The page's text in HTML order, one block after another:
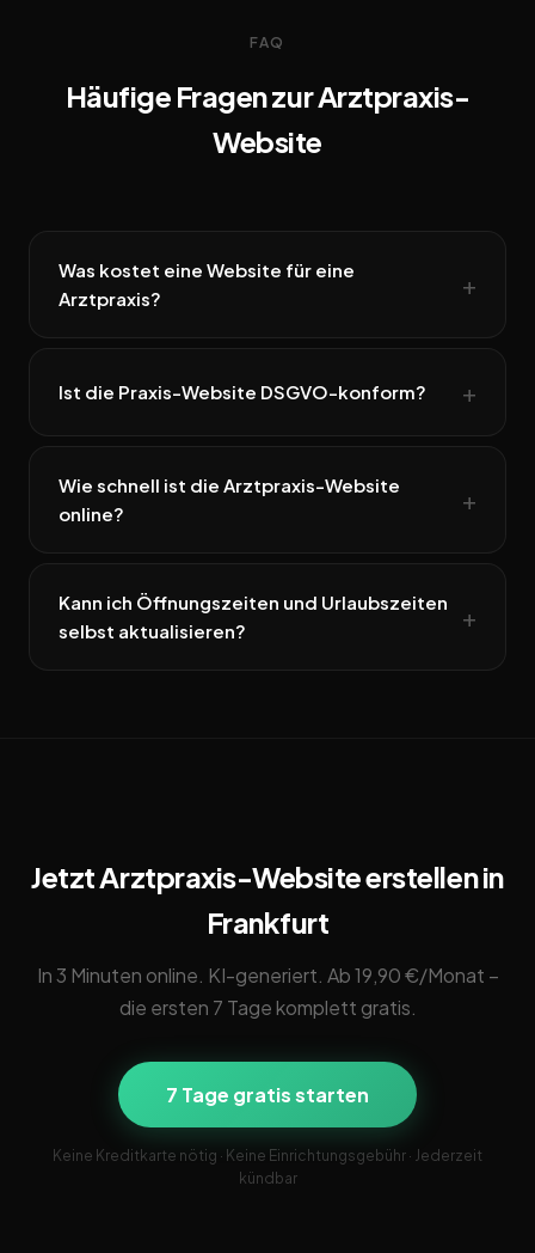
FAQ
Häufige Fragen zur Arztpraxis-
Website
Was kostet eine Website für eine
Arztpraxis?
Ist die Praxis-Website DSGVO-konform?
Wie schnell ist die Arztpraxis-Website
online?
Kann ich Öffnungszeiten und Urlaubszeiten
selbst aktualisieren?
Jetzt Arztpraxis-Website erstellen in
Frankfurt
In 3 Minuten online. KI-generiert. Ab 19,90 €/Monat –
die ersten 7 Tage komplett gratis.
7 Tage gratis starten
Keine Kreditkarte nötig · Keine Einrichtungsgebühr · Jederzeit
kündbar